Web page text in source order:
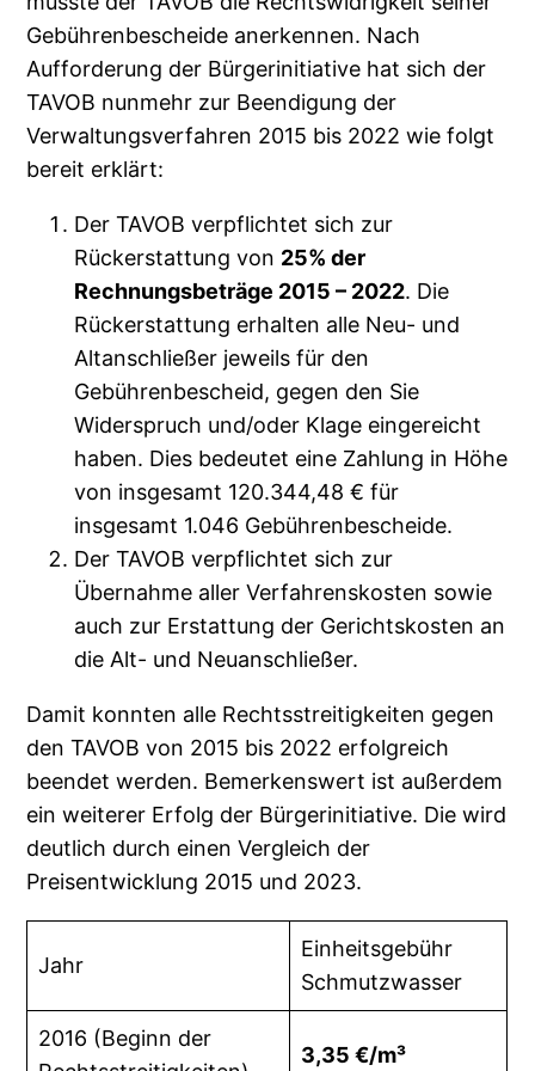
Gebührenbescheide anerkennen. Nach
Aufforderung der Bürgerinitiative hat sich der
TAVOB nunmehr zur Beendigung der
Verwaltungsverfahren 2015 bis 2022 wie folgt
bereit erklärt:
Der TAVOB verpflichtet sich zur
Rückerstattung von 25% der
Rechnungsbeträge 2015 – 2022. Die
Rückerstattung erhalten alle Neu- und
Altanschließer jeweils für den
Gebührenbescheid, gegen den Sie
Widerspruch und/oder Klage eingereicht
haben. Dies bedeutet eine Zahlung in Höhe
von insgesamt 120.344,48 € für
insgesamt 1.046 Gebührenbescheide.
Der TAVOB verpflichtet sich zur
Übernahme aller Verfahrenskosten sowie
auch zur Erstattung der Gerichtskosten an
die Alt- und Neuanschließer.
Damit konnten alle Rechtsstreitigkeiten gegen
den TAVOB von 2015 bis 2022 erfolgreich
beendet werden. Bemerkenswert ist außerdem
ein weiterer Erfolg der Bürgerinitiative. Die wird
deutlich durch einen Vergleich der
Preisentwicklung 2015 und 2023.
Jahr
Einheitsgebühr
Schmutzwasser
2016 (Beginn der
3,35 €/m³